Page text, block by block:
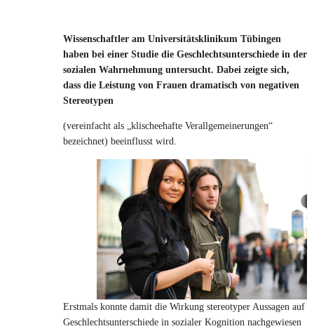
Wissenschaftler am Universitätsklinikum Tübingen
haben bei einer Studie die Geschlechtsunterschiede in der
sozialen Wahrnehmung untersucht. Dabei zeigte sich,
dass die Leistung von Frauen dramatisch von negativen
Stereotypen
(vereinfacht als „klischeehafte Verallgemeinerungen“
bezeichnet) beeinflusst wird.
Erstmals konnte damit die Wirkung stereotyper Aussagen auf
Geschlechtsunterschiede in sozialer Kognition nachgewiesen